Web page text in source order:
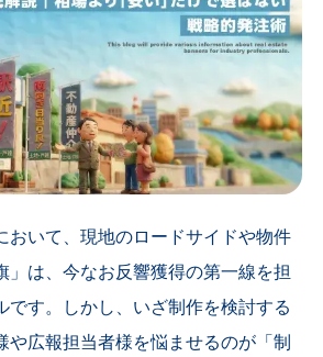
おいて、現地のロードサイドや物件
」は、今なお反響獲得の第一線を担
です。しかし、いざ制作を検討する
や広報担当者様を悩ませるのが「制